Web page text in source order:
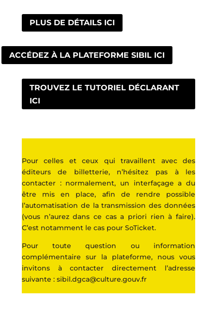
PLUS DE DÉTAILS ICI
ACCÉDEZ À LA PLATEFORME SIBIL ICI
TROUVEZ LE TUTORIEL DÉCLARANT
ICI
Pour celles et ceux qui travaillent avec des
éditeurs de billetterie, n’hésitez pas à les
contacter : normalement, un interfaçage a du
être mis en place, afin de rendre possible
l’automatisation de la transmission des données
(vous n’aurez dans ce cas a priori rien à faire).
C’est notamment le cas pour SoTicket.
Pour toute question ou information
complémentaire sur la plateforme, nous vous
invitons à contacter directement l’adresse
suivante : sibil.dgca@culture.gouv.fr